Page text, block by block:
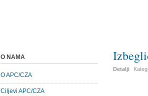
Detalji
O NAMA
O APC/CZA
Ciljevi APC/CZA